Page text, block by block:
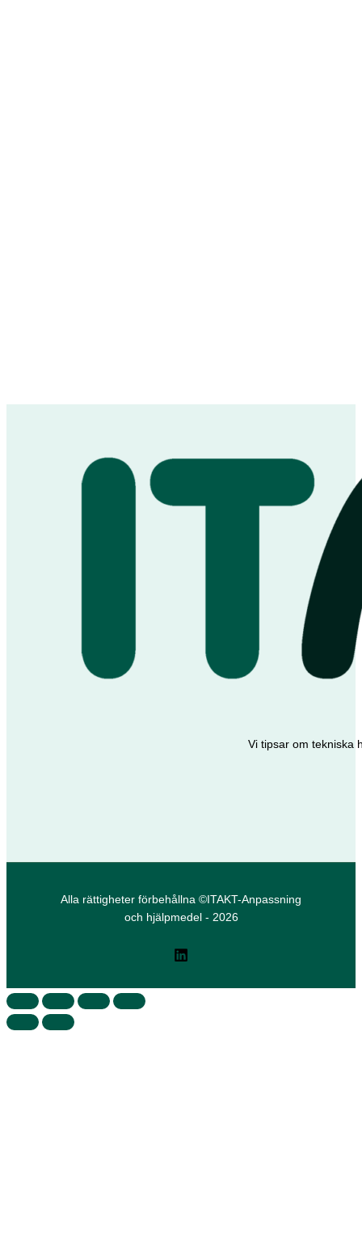
Vi tipsar om tekniska
Alla rättigheter förbehållna ©ITAKT-Anpassning
och hjälpmedel - 2026